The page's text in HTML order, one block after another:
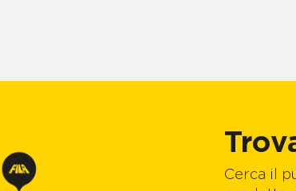
Cerca il